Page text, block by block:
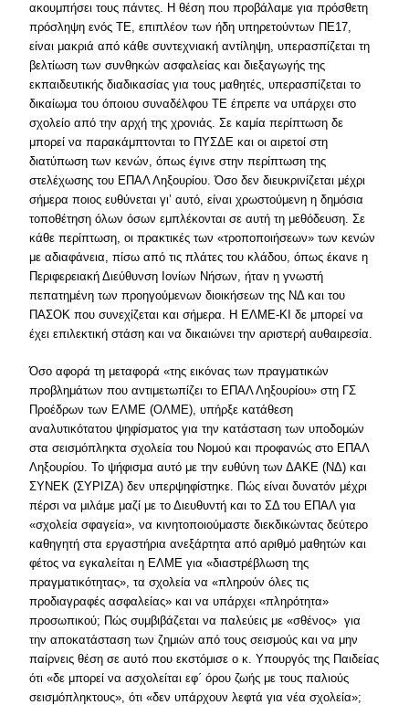
ακουμπήσει τους πάντες. Η θέση που προβάλαμε για πρόσθετη
πρόσληψη ενός ΤΕ, επιπλέον των ήδη υπηρετούντων ΠΕ17,
είναι μακριά από κάθε συντεχνιακή αντίληψη, υπερασπίζεται τη
βελτίωση των συνθηκών ασφαλείας και διεξαγωγής της
εκπαιδευτικής διαδικασίας για τους μαθητές, υπερασπίζεται το
δικαίωμα του όποιου συναδέλφου ΤΕ έπρεπε να υπάρχει στο
σχολείο από την αρχή της χρονιάς. Σε καμία περίπτωση δε
μπορεί να παρακάμπτονται το ΠΥΣΔΕ και οι αιρετοί στη
διατύπωση των κενών, όπως έγινε στην περίπτωση της
στελέχωσης του ΕΠΑΛ Ληξουρίου. Όσο δεν διευκρινίζεται μέχρι
σήμερα ποιος ευθύνεται γι’ αυτό, είναι χρωστούμενη η δημόσια
τοποθέτηση όλων όσων εμπλέκονται σε αυτή τη μεθόδευση. Σε
κάθε περίπτωση, οι πρακτικές των «τροποποιήσεων» των κενών
με αδιαφάνεια, πίσω από τις πλάτες του κλάδου, όπως έκανε η
Περιφερειακή Διεύθυνση Ιονίων Νήσων, ήταν η γνωστή
πεπατημένη των προηγούμενων διοικήσεων της ΝΔ και του
ΠΑΣΟΚ που συνεχίζεται και σήμερα. Η ΕΛΜΕ-ΚΙ δε μπορεί να
έχει επιλεκτική στάση και να δικαιώνει την αριστερή αυθαιρεσία.
Όσο αφορά τη μεταφορά «της εικόνας των πραγματικών
προβλημάτων που αντιμετωπίζει το ΕΠΑΛ Ληξουρίου» στη ΓΣ
Προέδρων των ΕΛΜΕ (ΟΛΜΕ), υπήρξε κατάθεση
αναλυτικότατου ψηφίσματος για την κατάσταση των υποδομών
στα σεισμόπληκτα σχολεία του Νομού και προφανώς στο ΕΠΑΛ
Ληξουρίου. Το ψήφισμα αυτό με την ευθύνη των ΔΑΚΕ (ΝΔ) και
ΣΥΝΕΚ (ΣΥΡΙΖΑ) δεν υπερψηφίστηκε. Πώς είναι δυνατόν μέχρι
πέρσι να μιλάμε μαζί με το Διευθυντή και το ΣΔ του ΕΠΑΛ για
«σχολεία σφαγεία», να κινητοποιούμαστε διεκδικώντας δεύτερο
καθηγητή στα εργαστήρια ανεξάρτητα από αριθμό μαθητών και
φέτος να εγκαλείται η ΕΛΜΕ για «διαστρέβλωση της
πραγματικότητας», τα σχολεία να «πληρούν όλες τις
προδιαγραφές ασφαλείας» και να υπάρχει «πληρότητα»
προσωπικού; Πώς συμβιβάζεται να παλεύεις με «σθένος» για
την αποκατάσταση των ζημιών από τους σεισμούς και να μην
παίρνεις θέση σε αυτό που εκστόμισε ο κ. Υπουργός της Παιδείας
ότι «δε μπορεί να ασχολείται εφ΄ όρου ζωής με τους παλιούς
σεισμόπληκτους», ότι «δεν υπάρχουν λεφτά για νέα σχολεία»;